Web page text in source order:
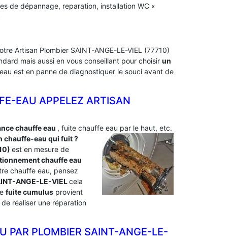
de dépannage, reparation, installation WC «
Artisan Plombier SAINT-ANGE-LE-VIEL (77710)
mais aussi en vous conseillant pour choisir un
est en panne de diagnostiquer le souci avant de
EAU APPELEZ ARTISAN
chauffe eau , fuite chauffe eau par le haut, etc.
chauffe-eau qui fuit ?
est en mesure de
chauffe eau
chauffe eau, pensez
ANGE-LE-VIELcela
fuite cumulus provient
réaliser une réparation
PAR PLOMBIER SAINT-ANGE-LE-